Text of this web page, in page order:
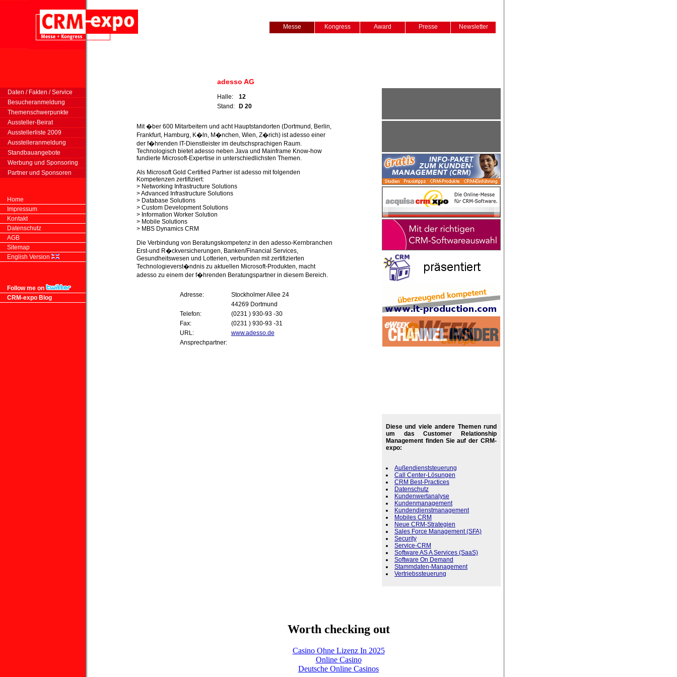
Messe Kongress Award Presse Newsletter
Daten / Fakten / Service
Besucheranmeldung
Themenschwerpunkte
Aussteller-Beirat
Ausstellerliste 2009
Ausstelleranmeldung
Standbauangebote
Werbung und Sponsoring
Partner und Sponsoren
Home
Impressum
Kontakt
Datenschutz
AGB
Sitemap
English Version
Follow me on
CRM-expo Blog
adesso AG
Halle:
12
Stand:
D 20
Mit �ber 600 Mitarbeitern und acht Hauptstandorten (Dortmund, Berlin,
Frankfurt, Hamburg, K�ln, M�nchen, Wien, Z�rich) ist adesso einer
der f�hrenden IT-Dienstleister im deutschsprachigen Raum.
Technologisch bietet adesso neben Java und Mainframe Know-how
fundierte Microsoft-Expertise in unterschiedlichsten Themen.
Als Microsoft Gold Certified Partner ist adesso mit folgenden
Kompetenzen zertifiziert:
> Networking Infrastructure Solutions
> Advanced Infrastructure Solutions
> Database Solutions
> Custom Development Solutions
> Information Worker Solution
> Mobile Solutions
> MBS Dynamics CRM
Die Verbindung von Beratungskompetenz in den adesso-Kernbranchen
Erst-und R�ckversicherungen, Banken/Financial Services,
Gesundheitswesen und Lotterien, verbunden mit zertifizierten
Technologieverst�ndnis zu aktuellen Microsoft-Produkten, macht
adesso zu einem der f�hrenden Beratungspartner in diesem Bereich.
Adresse:
Stockholmer Allee 24
44269 Dortmund
Telefon:
(0231 ) 930-93 -30
Fax:
(0231 ) 930-93 -31
URL:
www.adesso.de
Ansprechpartner:
Diese und viele andere Themen rund
um das Customer Relationship
Management finden Sie auf der CRM-
expo:
Außendienststeuerung
Call Center-Lösungen
CRM Best-Practices
Datenschutz
Kundenwertanalyse
Kundenmanagement
Kundendienstmanagement
Mobiles CRM
Neue CRM-Strategien
Sales Force Management (SFA)
Security
Service-CRM
Software AS A Services (SaaS)
Software On Demand
Stammdaten-Management
Vertriebssteuerung
Worth checking out
Casino Ohne Lizenz In 2025
Online Casino
Deutsche Online Casinos